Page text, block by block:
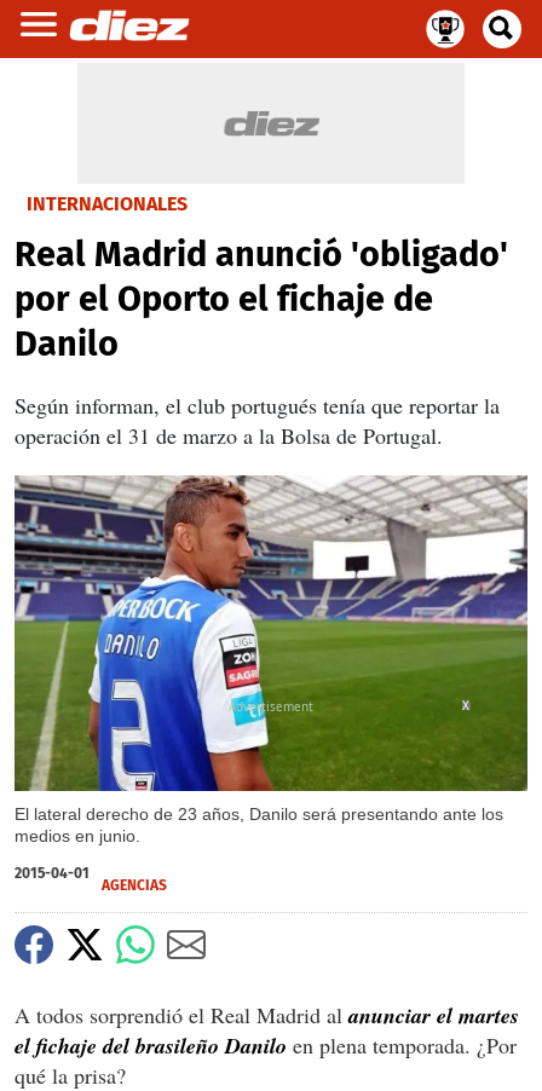
INTERNACIONALES
Real Madrid anunció 'obligado'
por el Oporto el fichaje de
Danilo
Según informan, el club portugués tenía que reportar la
operación el 31 de marzo a la Bolsa de Portugal.
El lateral derecho de 23 años, Danilo será presentando ante los
medios en junio.
X
2015-04-01
AGENCIAS
A todos sorprendió el Real Madrid alanunciar el martes
el fichaje del brasileño Danilo en plena temporada. ¿Por
qué la prisa?